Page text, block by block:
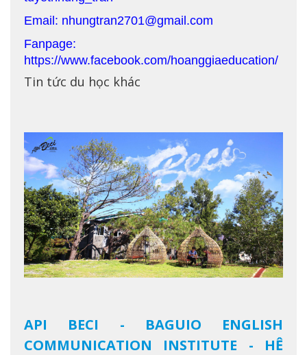
Email: nhungtran2701@gmail.com
Fanpage:
https://www.facebook.com/hoanggiaeducation/
Tin tức du học khác
API BECI - BAGUIO ENGLISH
COMMUNICATION INSTITUTE - HỆ